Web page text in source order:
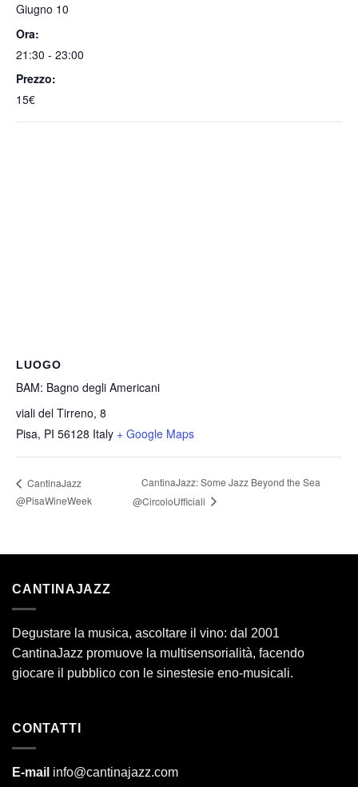
Giugno 10
Ora:
21:30 - 23:00
Prezzo:
15€
LUOGO
BAM: Bagno degli Americani
viali del Tirreno, 8
Pisa, PI 56128 Italy + Google Maps
CantinaJazz
@PisaWineWeek
CantinaJazz: Some Jazz Beyond the Sea
@CircoloUfficiali
CANTINAJAZZ
Degustare la musica, ascoltare il vino: dal 2001
CantinaJazz promuove la multisensorialità, facendo
giocare il pubblico con le sinestesie eno-musicali.
CONTATTI
E-mail info@cantinajazz.com